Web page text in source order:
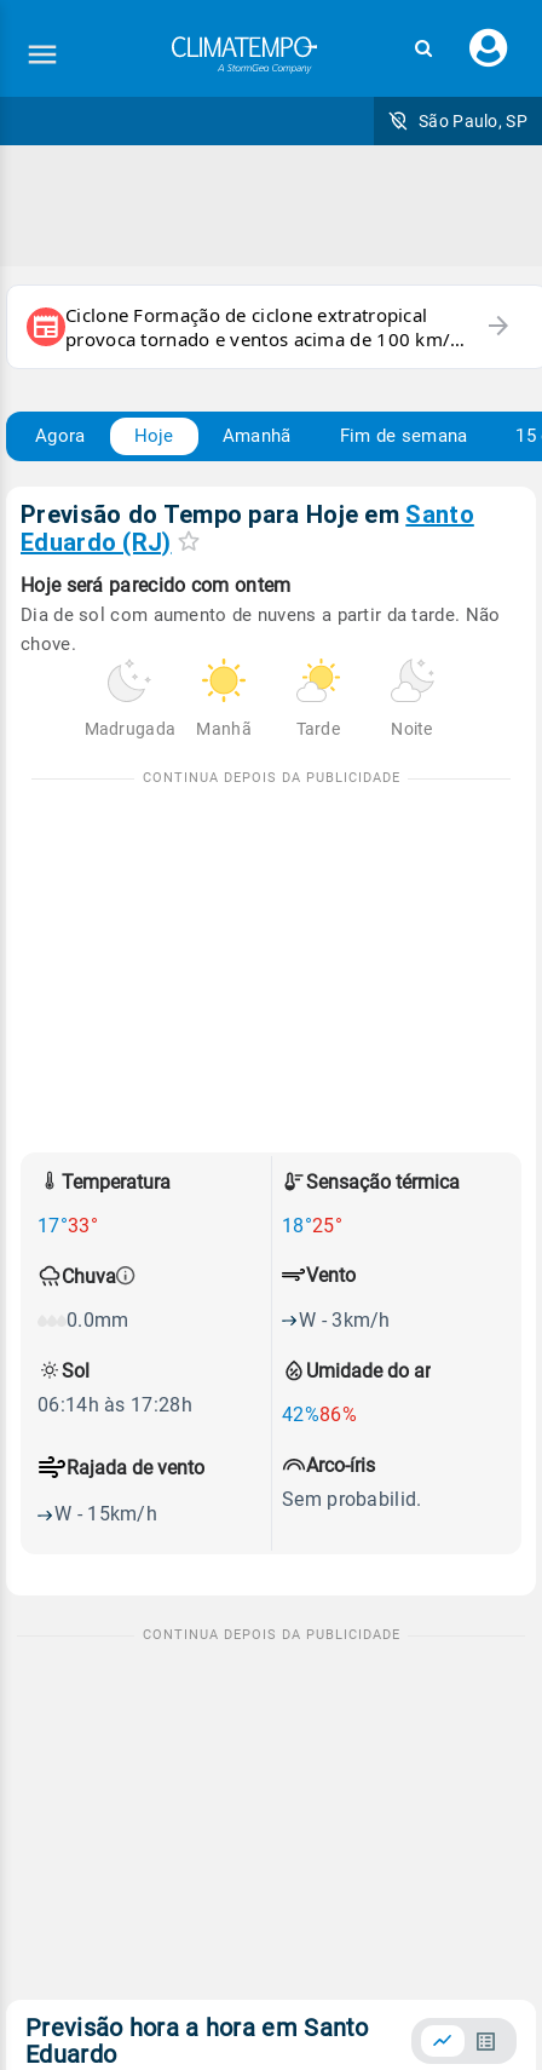
seu
São Paulo, SP
newspaper Ciclone Formação de ciclone extratropical
provoca tornado e ventos acima de 100 km/h
no RS
arrow_forward
Agora Hoje Amanhã Fim de semana 15
Previsão do Tempo para Hoje em Santo
Eduardo (RJ)
Hoje será parecido com ontem
Dia de sol com aumento de nuvens a partir da tarde. Não
chove.
Madrugada Manhã Tarde Noite
Temperatura
17°33°
Sensação térmica
18°25°
Chuva
0.0mm
Umidade do ar
42%86%
Vento
W - 3km/h
Rajada de vento
W - 15km/h
Sol
06:14h às 17:28h
Arco-íris
Sem probabilid.
Previsão hora a hora em Santo
Eduardo